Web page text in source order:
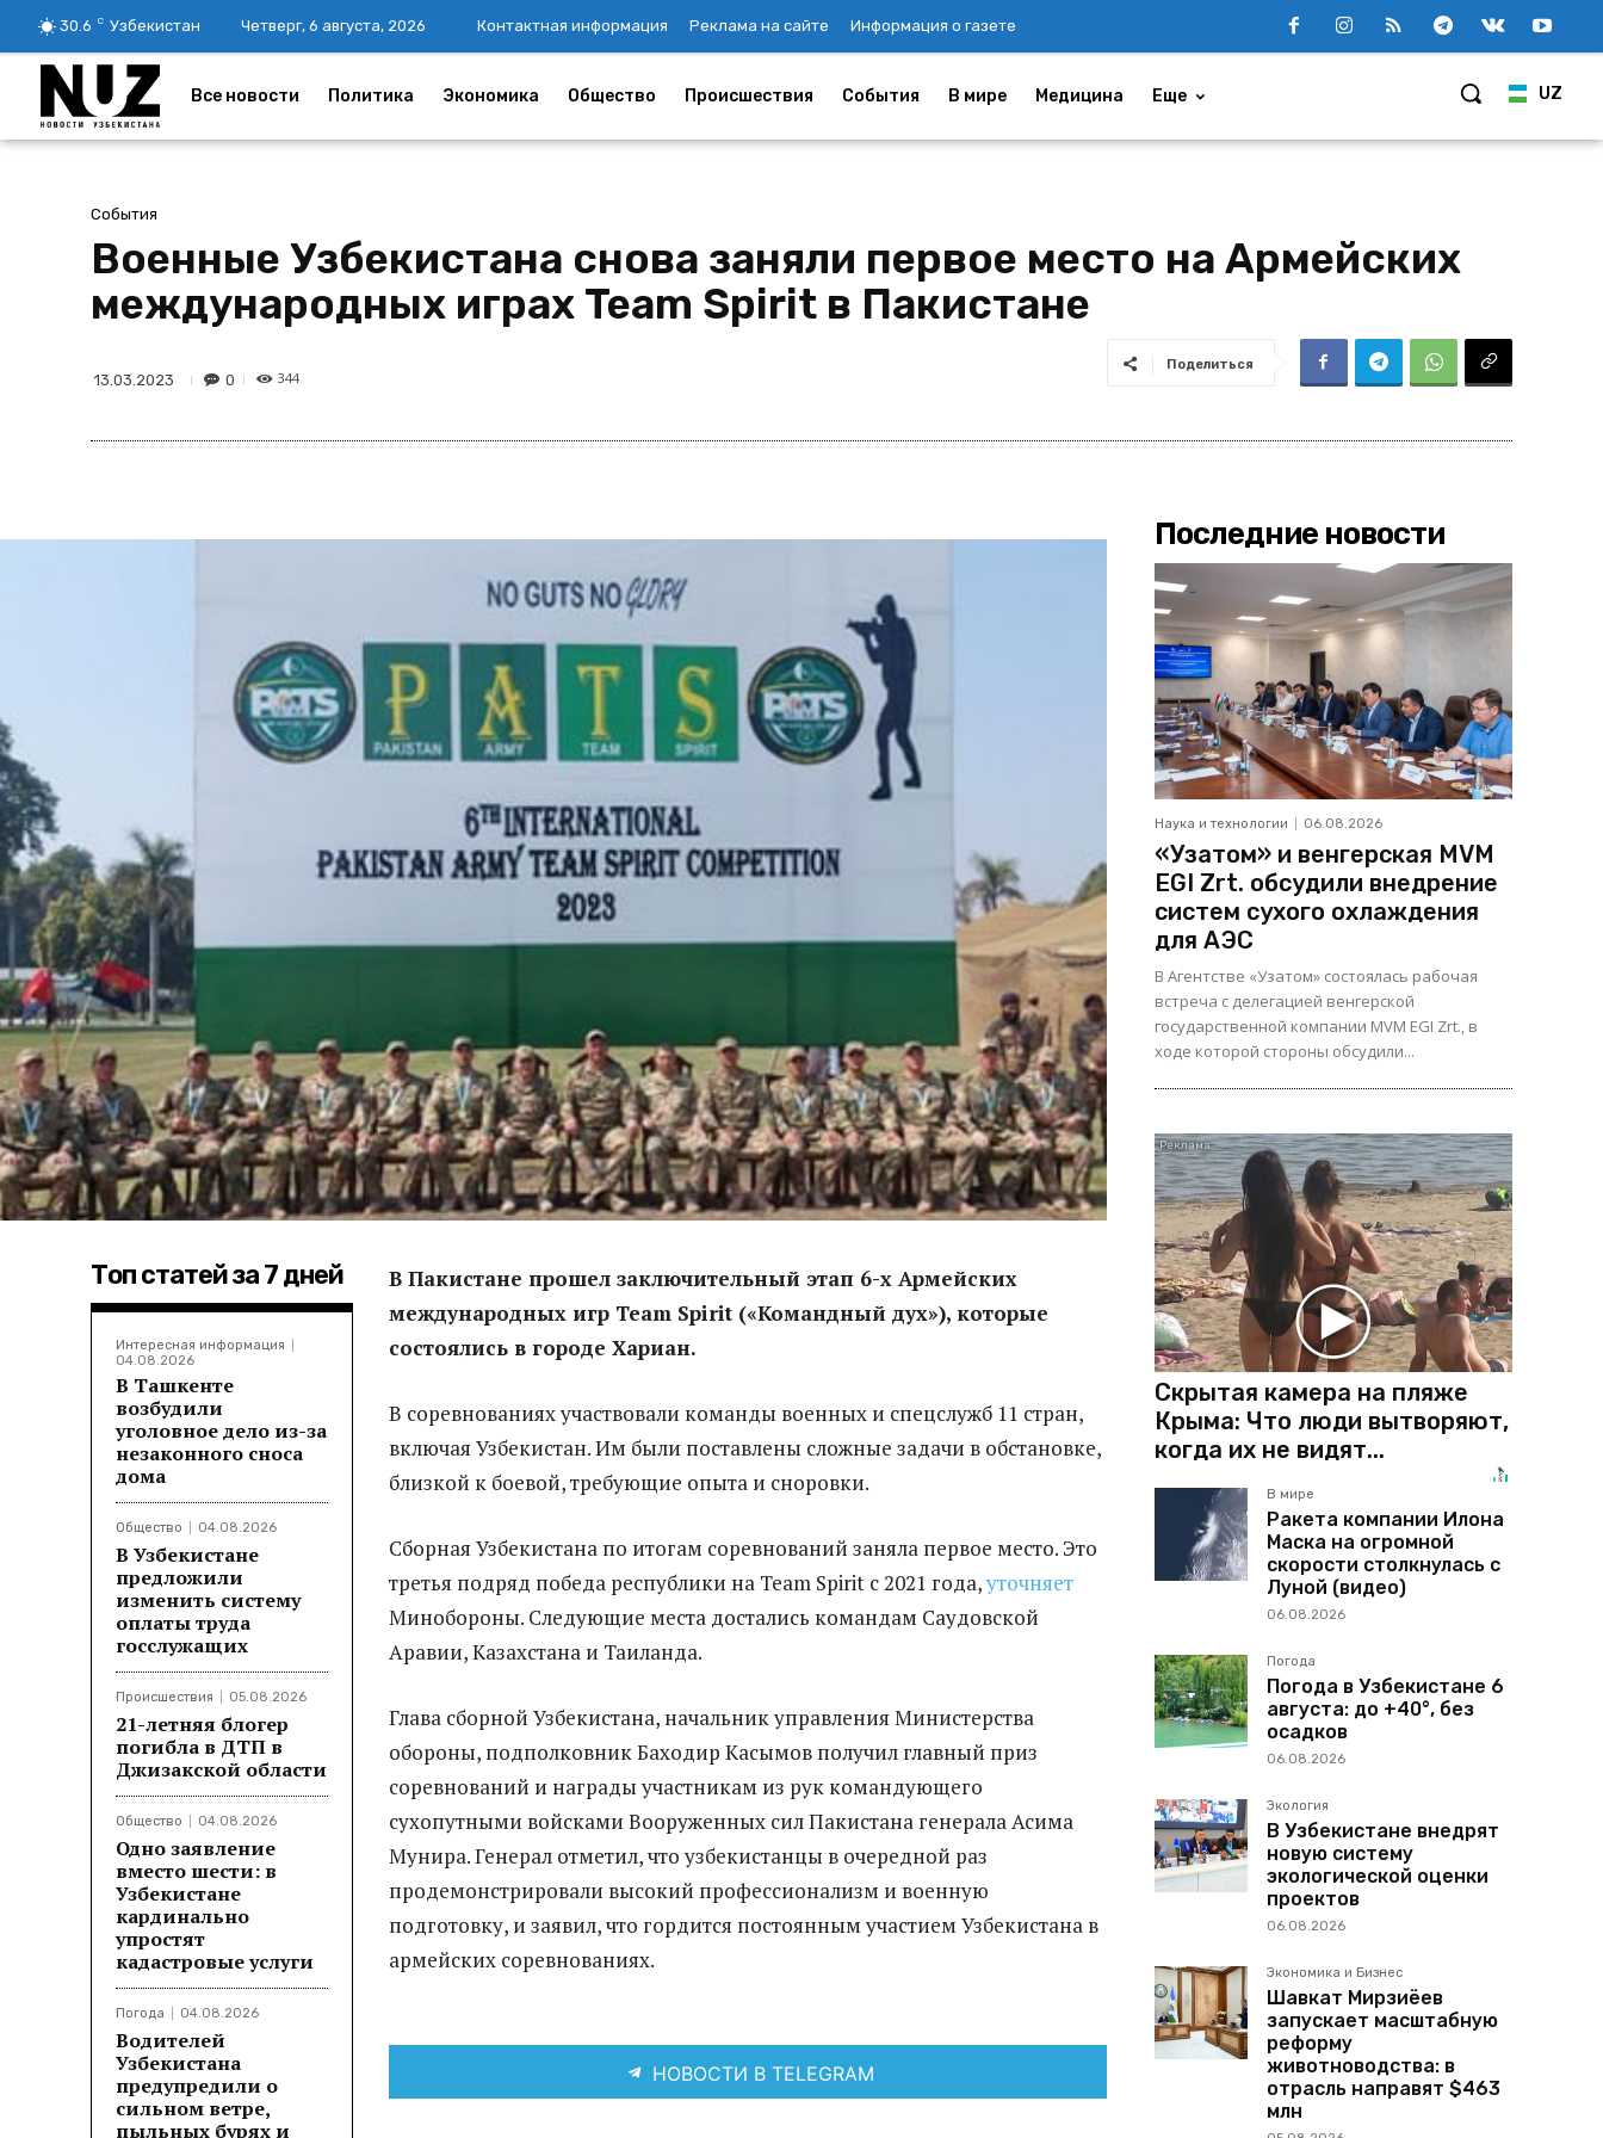
30.6 C Узбекистан Четверг, 6 августа, 2026 Контактная информация Реклама на сайте Информация о газете
UZ
Все новости Политика Экономика Общество Происшествия События В мире Медицина Еще
События
Военные Узбекистана снова заняли первое место на Армейских
международных играх Team Spirit в Пакистане
13.03.2023 0 344
Поделиться
Топ статей за 7 дней
Интересная информация
04.08.2026
В Ташкенте
возбудили
уголовное дело из-за
незаконного сноса
дома
Общество 04.08.2026
В Узбекистане
предложили
изменить систему
оплаты труда
госслужащих
Происшествия 05.08.2026
21-летняя блогер
погибла в ДТП в
Джизакской области
Общество 04.08.2026
Одно заявление
вместо шести: в
Узбекистане
кардинально
упростят
кадастровые услуги
Погода 04.08.2026
Водителей
Узбекистана
предупредили о
сильном ветре,
пыльных бурях и
В Пакистане прошел заключительный этап 6-х Армейских
международных игр Team Spirit («Командный дух»), которые
состоялись в городе Хариан.
В соревнованиях участвовали команды военных и спецслужб 11 стран,
включая Узбекистан. Им были поставлены сложные задачи в обстановке,
близкой к боевой, требующие опыта и сноровки.
Сборная Узбекистана по итогам соревнований заняла первое место. Это
третья подряд победа республики на Team Spirit с 2021 года,уточняет
Минобороны. Следующие места достались командам Саудовской
Аравии, Казахстана и Таиланда.
Глава сборной Узбекистана, начальник управления Министерства
обороны, подполковник Баходир Касымов получил главный приз
соревнований и награды участникам из рук командующего
сухопутными войсками Вооруженных сил Пакистана генерала Асима
Мунира. Генерал отметил, что узбекистанцы в очередной раз
продемонстрировали высокий профессионализм и военную
подготовку, и заявил, что гордится постоянным участием Узбекистана в
армейских соревнованиях.
НОВОСТИ В TELEGRAM
Последние новости
Наука и технологии 06.08.2026
«Узатом» и венгерская MVM
EGI Zrt. обсудили внедрение
систем сухого охлаждения
для АЭС
В Агентстве «Узатом» состоялась рабочая
встреча с делегацией венгерской
государственной компании MVM EGI Zrt., в
ходе которой стороны обсудили...
Скрытая камера на пляже
Крыма: Что люди вытворяют,
когда их не видят...
В мире
Ракета компании Илона
Маска на огромной
скорости столкнулась с
Луной (видео)
06.08.2026
Погода
Погода в Узбекистане 6
августа: до +40°, без
осадков
06.08.2026
Экология
В Узбекистане внедрят
новую систему
экологической оценки
проектов
06.08.2026
Экономика и Бизнес
Шавкат Мирзиёев
запускает масштабную
реформу
животноводства: в
отрасль направят $463
млн